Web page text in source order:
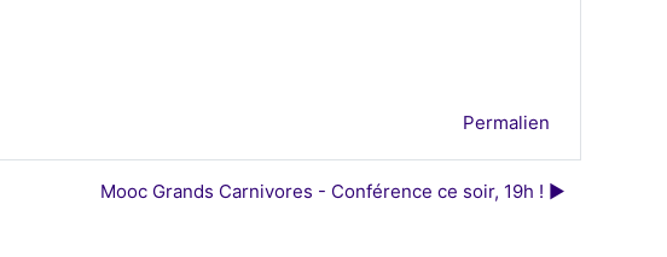
Permalien
Mooc Grands Carnivores - Conférence ce soir, 19h ! ▶︎